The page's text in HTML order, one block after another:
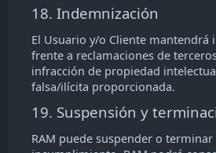
18. Indemnización
El Usuario y/o Cliente mantendrá
frente a reclamaciones de
infracción de propiedad
falsa/ilícita proporcionada.
19. Suspensión y
RAM puede suspender o